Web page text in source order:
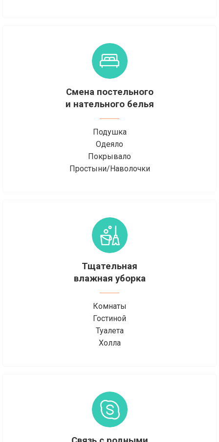
Смена постельного
и нательного белья
Подушка
Одеяло
Покрывало
Простыни/Наволочки
Тщательная
влажная уборка
Комнаты
Гостиной
Туалета
Холла